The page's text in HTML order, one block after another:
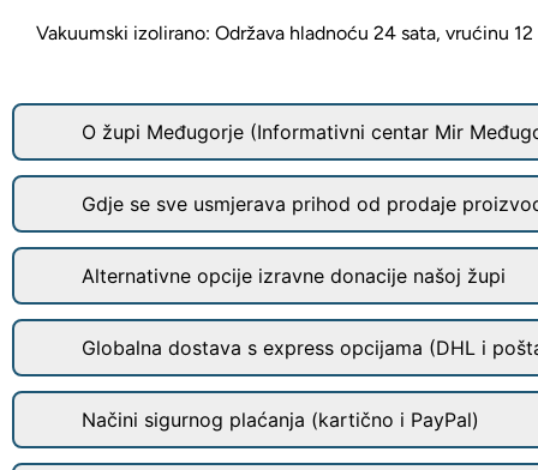
Vakuumski izolirano: Održava hladnoću 24 sata, vrućinu 12
O župi Međugorje (Informativni centar Mir
Gdje se sve usmjerava prihod od prodaje
Alternativne opcije izravne donacije našoj župi
Globalna dostava s express opcijama (DHL i
Načini sigurnog plaćanja (kartično i PayPal)